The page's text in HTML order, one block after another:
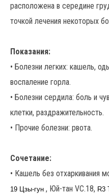
расположена в середине
точкой лечения некоторых
Показания:
• Болезни легких: кашель,
воспаление горла.
• Болезни сердила: боль и
клетки, раздражительность.
• Прочие болезни: рвота.
Сочетание:
• Кашель без отхаркивания
19 Цзы-гун , Юй-тан VC.18, R3